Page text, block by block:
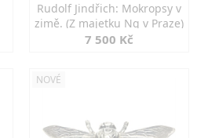
Rudolf Jindřich: Mokropsy v
zimě. (Z majetku Ng v Praze)
7 500 Kč
NOVÉ